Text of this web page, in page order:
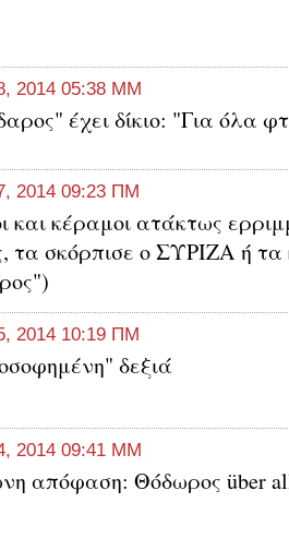
8, 2014 05:38 ΜΜ
έχει δίκιο: "Για όλα
7, 2014 09:23 ΠΜ
και κέραμοι ατάκτως
τα σκόρπισε ο ΣΥΡΙΖΑ ή
5, 2014 10:19 ΠΜ
δεξιά
4, 2014 09:41 ΜΜ
απόφαση: Θόδωρος über